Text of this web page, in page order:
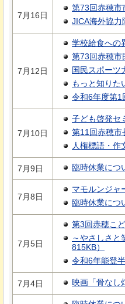
7月16日
第73回赤穂市
JICA海外協力
7月12日
学校給食への
第73回赤穂市
国民スポーツ
もっと知りた
令和6年度第1
7月10日
子ども啓発セ
第11回赤穂市
人権標語・作
7月9日 臨時休業につ
7月8日
マモルンジャ
臨時休業につ
7月5日
第3回赤穂こ
～やさしさと
815KB）
令和6年能登
7月4日 映画「骨なし